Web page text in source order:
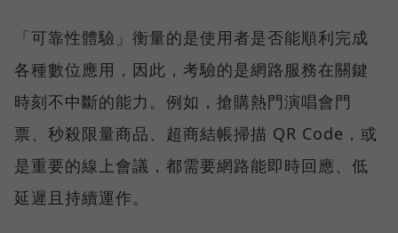
「可靠性體驗」衡量的是使用者是否能順利完成
各種數位應用，因此，考驗的是網路服務在關鍵
時刻不中斷的能力。例如，搶購熱門演唱會門
票、秒殺限量商品、超商結帳掃描 QR Code，或
是重要的線上會議，都需要網路能即時回應、低
延遲且持續運作。